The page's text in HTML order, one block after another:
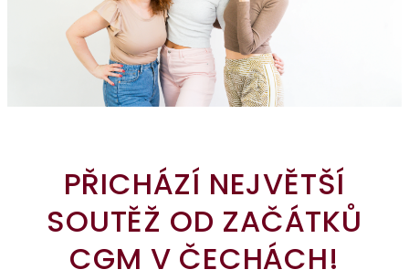
PŘICHÁZÍ NEJVĚTŠÍ
SOUTĚŽ OD ZAČÁTKŮ
CGM V ČECHÁCH!